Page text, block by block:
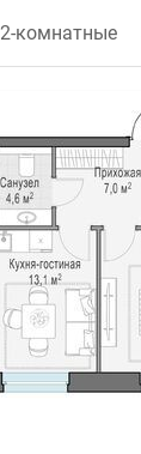
2-комнатные